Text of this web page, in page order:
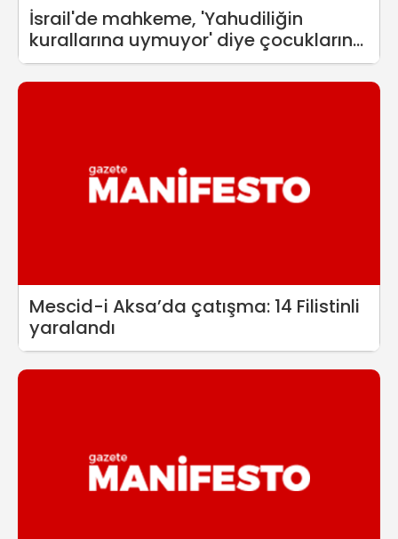
İsrail'de mahkeme, 'Yahudiliğin
kurallarına uymuyor' diye çocukların
velayetini anneden aldı
Mescid-i Aksa’da çatışma: 14 Filistinli
yaralandı